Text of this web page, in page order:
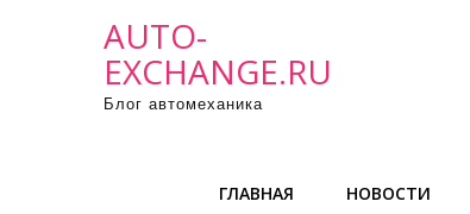
AUTO-
EXCHANGE.RU
Блог автомеханика
ГЛАВНАЯ НОВОСТИ